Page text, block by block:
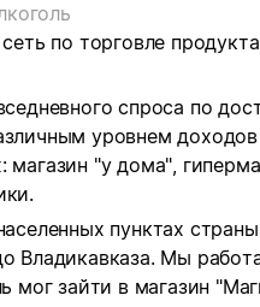
по торговле
спроса по
уровнем
"у дома",
пунктах
Владикавказа. Мы
мог зайти в магазин